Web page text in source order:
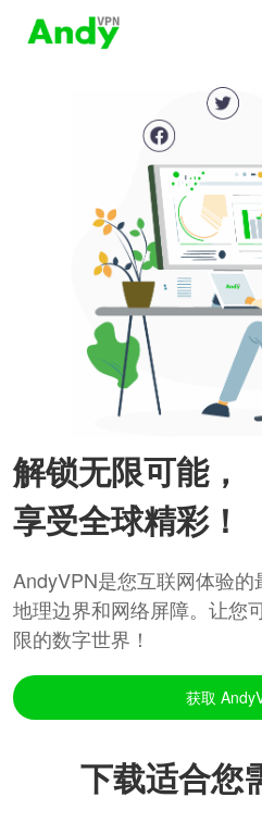
解锁无限可能，
享受全球精彩！
AndyVPN是您互联网体验
地理边界和网络屏障。让您
限的数字世界！
获取
下载适合您